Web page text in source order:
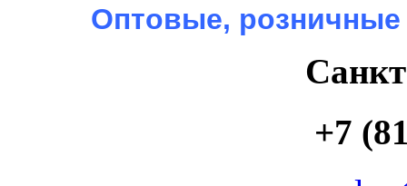
Оптовые,
+7